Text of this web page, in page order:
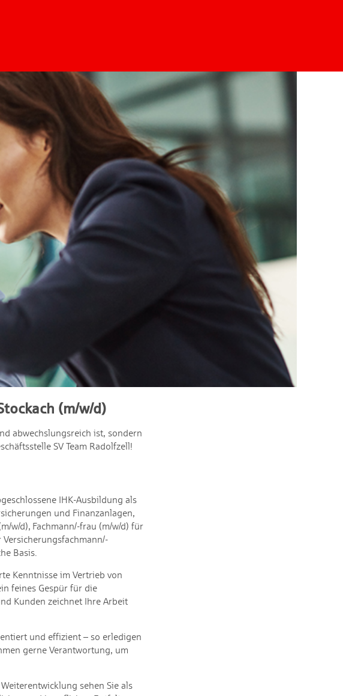
(m/w/d)
abwechslungsreich ist, sondern
SV Team Radolfzell!
IHK-Ausbildung als
und Finanzanlagen,
w/d), Fachmann/-frau (m/w/d) für
Basis.
Kenntnisse im Vertrieb von
feines Gespür für die
Kunden zeichnet Ihre Arbeit
und effizient – so erledigen
gerne Verantwortung, um
sehen Sie als